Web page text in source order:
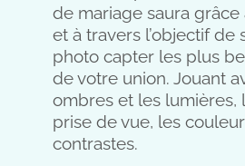
de mariage saura grâce
et à travers l’objectif de
photo capter les plus
de votre union. Jouant
ombres et les lumières,
prise de vue, les
contrastes.